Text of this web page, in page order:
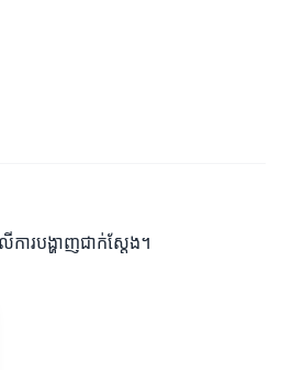
ារបង្ហាញជាក់ស្តែង។